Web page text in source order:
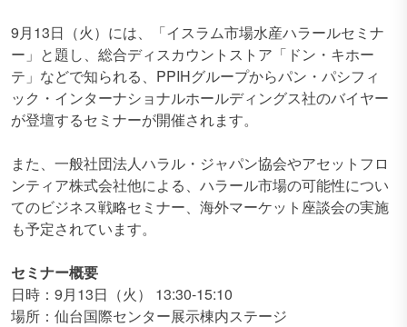
9月13日（火）には、「イスラム市場水産ハラールセミナ
ー」と題し、総合ディスカウントストア「ドン・キホー
テ」などで知られる、PPIHグループからパン・パシフィ
ック・インターナショナルホールディングス社のバイヤー
が登壇するセミナーが開催されます。
また、一般社団法人ハラル・ジャパン協会やアセットフロ
ンティア株式会社他による、ハラール市場の可能性につい
てのビジネス戦略セミナー、海外マーケット座談会の実施
も予定されています。
セミナー概要
日時：9月13日（火） 13:30-15:10
場所：仙台国際センター展示棟内ステージ